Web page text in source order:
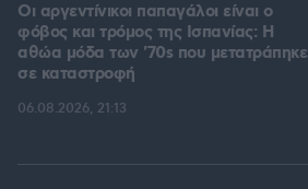
Οι αργεντίνικοι παπαγάλοι είναι ο
φόβος και τρόμος της Ισπανίας: Η
αθώα μόδα των '70s που μετατράπηκε
σε καταστροφή
06.08.2026, 21:13